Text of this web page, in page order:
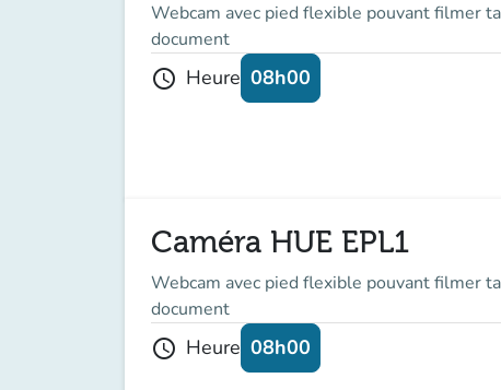
Webcam avec pied flexible pouvant filmer
document
schedule Heure 08h00
Caméra HUE EPL1
Webcam avec pied flexible pouvant filmer
document
schedule Heure 08h00